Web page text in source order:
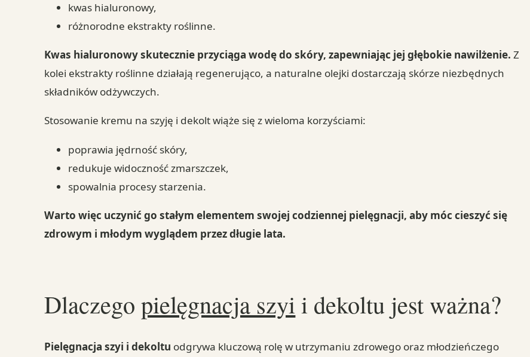
kwas hialuronowy,
różnorodne ekstrakty roślinne.
Kwas hialuronowy skutecznie przyciąga wodę do skóry, zapewniając jej głębokie nawilżenie. Z
kolei ekstrakty roślinne działają regenerująco, a naturalne olejki dostarczają skórze niezbędnych
składników odżywczych.
Stosowanie kremu na szyję i dekolt wiąże się z wieloma korzyściami:
poprawia jędrność skóry,
redukuje widoczność zmarszczek,
spowalnia procesy starzenia.
Warto więc uczynić go stałym elementem swojej codziennej pielęgnacji, aby móc cieszyć się
zdrowym i młodym wyglądem przez długie lata.
Dlaczegopielęgnacja szyi i dekoltu jest ważna?
Pielęgnacja szyi i dekoltu odgrywa kluczową rolę w utrzymaniu zdrowego oraz młodzieńczego